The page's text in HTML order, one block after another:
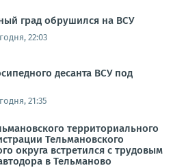
град обрушился на ВСУ
22:03
десанта ВСУ под
21:35
территориального
Тельмановского
округа встретился с трудовым
в Тельманово